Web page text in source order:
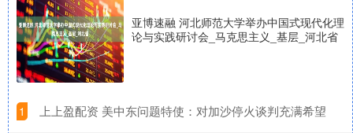
亚博速融 河北师范大学举办中国式现代化理
论与实践研讨会_马克思主义_基层_河北省
1 ​上上盈配资 美中东问题特使：对加沙停火谈判充满希望